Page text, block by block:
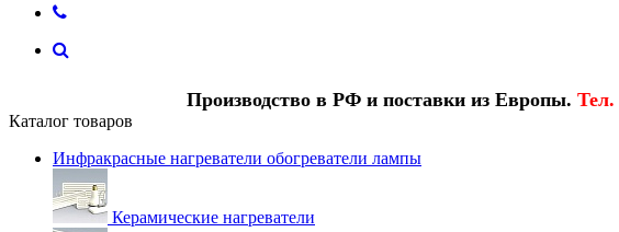
Производство в РФ и поставки из Европы. Тел.
Каталог товаров
Инфракрасные нагреватели обогреватели лампы
Керамические нагреватели